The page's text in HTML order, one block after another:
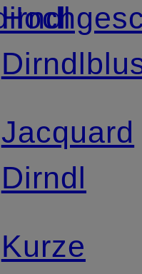
Jacquard
Dirndl
Kurze